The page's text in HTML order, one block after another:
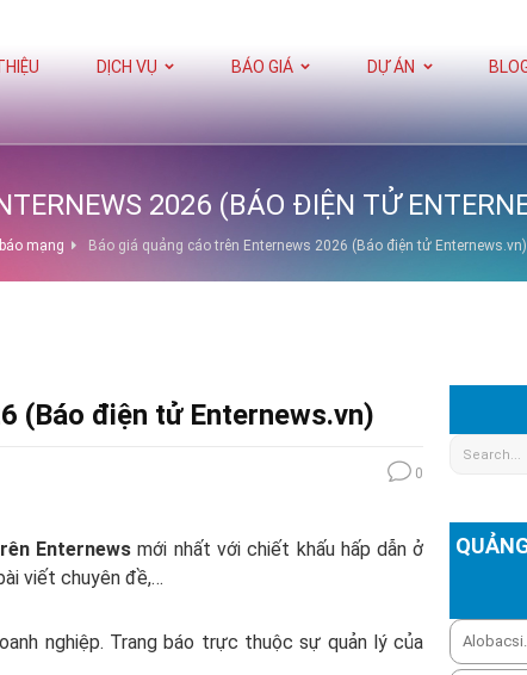
DỊCH VỤ BÁO GIÁ DỰ ÁN
2026 (BÁO ĐIỆN TỬ
mạng Báo giá quảng cáo trên Enternews 2026 (Báo điện tử Enternews.vn)
(Báo điện tử Enternews.vn)
0
Enternewsmới nhất với chiết khấu hấp dẫn ở
viết chuyên đề,…
nghiệp. Trang báo trực thuộc sự quản lý của